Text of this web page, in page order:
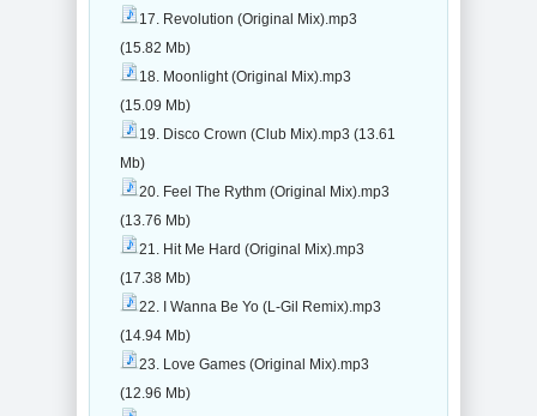
17. Revolution (Original Mix).mp3
(15.82 Mb)
18. Moonlight (Original Mix).mp3
(15.09 Mb)
19. Disco Crown (Club Mix).mp3 (13.61
Mb)
20. Feel The Rythm (Original Mix).mp3
(13.76 Mb)
21. Hit Me Hard (Original Mix).mp3
(17.38 Mb)
22. I Wanna Be Yo (L-Gil Remix).mp3
(14.94 Mb)
23. Love Games (Original Mix).mp3
(12.96 Mb)